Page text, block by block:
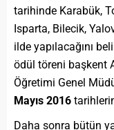
tarihinde Karabük,
Isparta, Bilecik,
ilde yapılacağını
ödül töreni başkent
Öğretimi Genel
Mayıs 2016
Daha sonra bütün